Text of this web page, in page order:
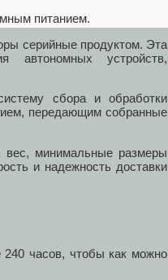
питанием.
серийные продуктом. Эта
автономных устройств,
сбора и обработки
передающим собранные
минимальные размеры
и надежность доставки
часов, чтобы как можно